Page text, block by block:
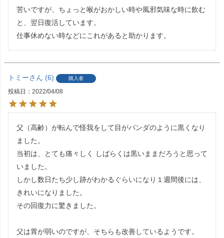
苦いですが、ちょっと喉がおかしい時や風邪気味な時に飲む
と、翌日復活しています。
仕事休めない時などにこれがあると助かります。
トミー 6 購入者
投稿日 2022/04/08
父（高齢）が転んで怪我をして目がパンダのように黒くなり
ました。
当初は、とても痛々しく しばらくは黒いままだろうと思って
いました。
しかし数日たち少し跡がわかるぐらいになり１週間後には、
きれいになりました。
その回復力に驚きました。
父は胃が弱いのですが、そちらも改善しているようです。